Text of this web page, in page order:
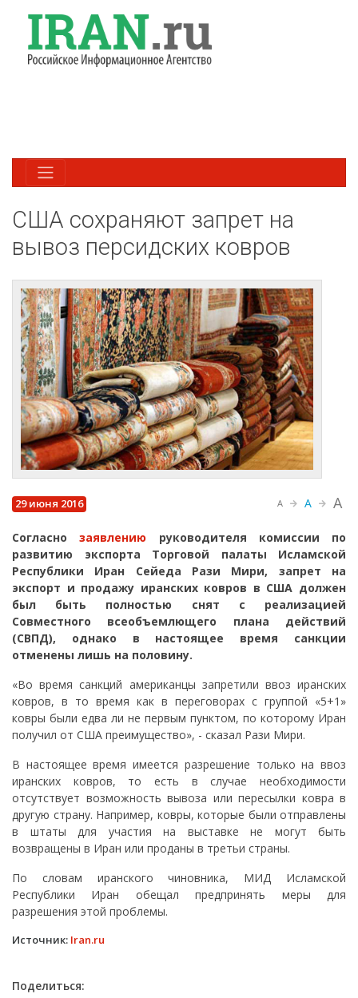
США сохраняют запрет на
вывоз персидских ковров
29 июня 2016 A A A
Согласнозаявлению руководителя комиссии по
развитию экспорта Торговой палаты Исламской
Республики Иран Сейеда Рази Мири, запрет на
экспорт и продажу иранских ковров в США должен
был быть полностью снят с реализацией
Совместного всеобъемлющего плана действий
(СВПД), однако в настоящее время санкции
отменены лишь на половину.
«Во время санкций американцы запретили ввоз иранских
ковров, в то время как в переговорах с группой «5+1»
ковры были едва ли не первым пунктом, по которому Иран
получил от США преимущество», - сказал Рази Мири.
В настоящее время имеется разрешение только на ввоз
иранских ковров, то есть в случае необходимости
отсутствует возможность вывоза или пересылки ковра в
другую страну. Например, ковры, которые были отправлены
в штаты для участия на выставке не могут быть
возвращены в Иран или проданы в третьи страны.
По словам иранского чиновника, МИД Исламской
Республики Иран обещал предпринять меры для
разрешения этой проблемы.
Источник: Iran.ru
Поделиться: